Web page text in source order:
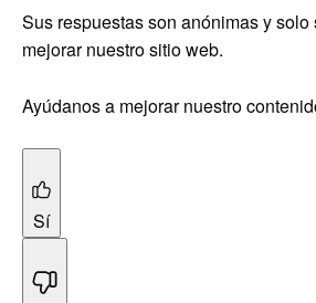
Sus respuestas son anónimas y
mejorar nuestro sitio web.
Ayúdanos a mejorar nuestro
Sí